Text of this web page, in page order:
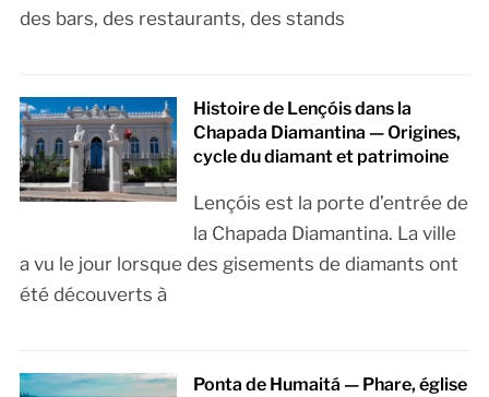
des bars, des restaurants, des stands
Histoire de Lençóis dans la
Chapada Diamantina — Origines,
cycle du diamant et patrimoine
Lençóis est la porte d’entrée de
la Chapada Diamantina. La ville
a vu le jour lorsque des gisements de diamants ont
été découverts à
Ponta de Humaitá — Phare, église